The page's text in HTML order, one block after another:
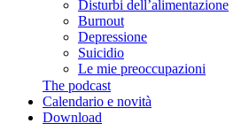
Disturbi dell’alimentazione
Burnout
Depressione
Suicidio
Le mie preoccupazioni
The podcast
Calendario e novità
Download